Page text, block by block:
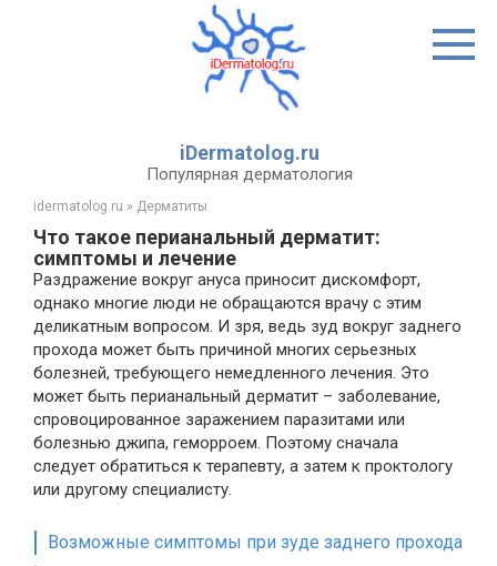
iDermatolog.ru
Популярная дерматология
idermatolog.ru » Дерматиты
Что такое перианальный дерматит:
симптомы и лечение
Раздражение вокруг ануса приносит дискомфорт,
однако многие люди не обращаются врачу с этим
деликатным вопросом. И зря, ведь зуд вокруг заднего
прохода может быть причиной многих серьезных
болезней, требующего немедленного лечения. Это
может быть перианальный дерматит – заболевание,
спровоцированное заражением паразитами или
болезнью джипа, геморроем. Поэтому сначала
следует обратиться к терапевту, а затем к проктологу
или другому специалисту.
Возможные симптомы при зуде заднего прохода